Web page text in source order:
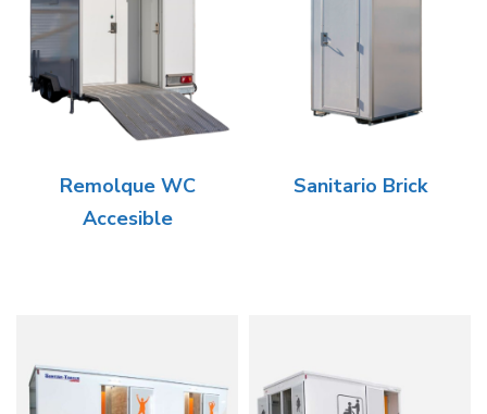
Remolque WC
Accesible
Sanitario Brick